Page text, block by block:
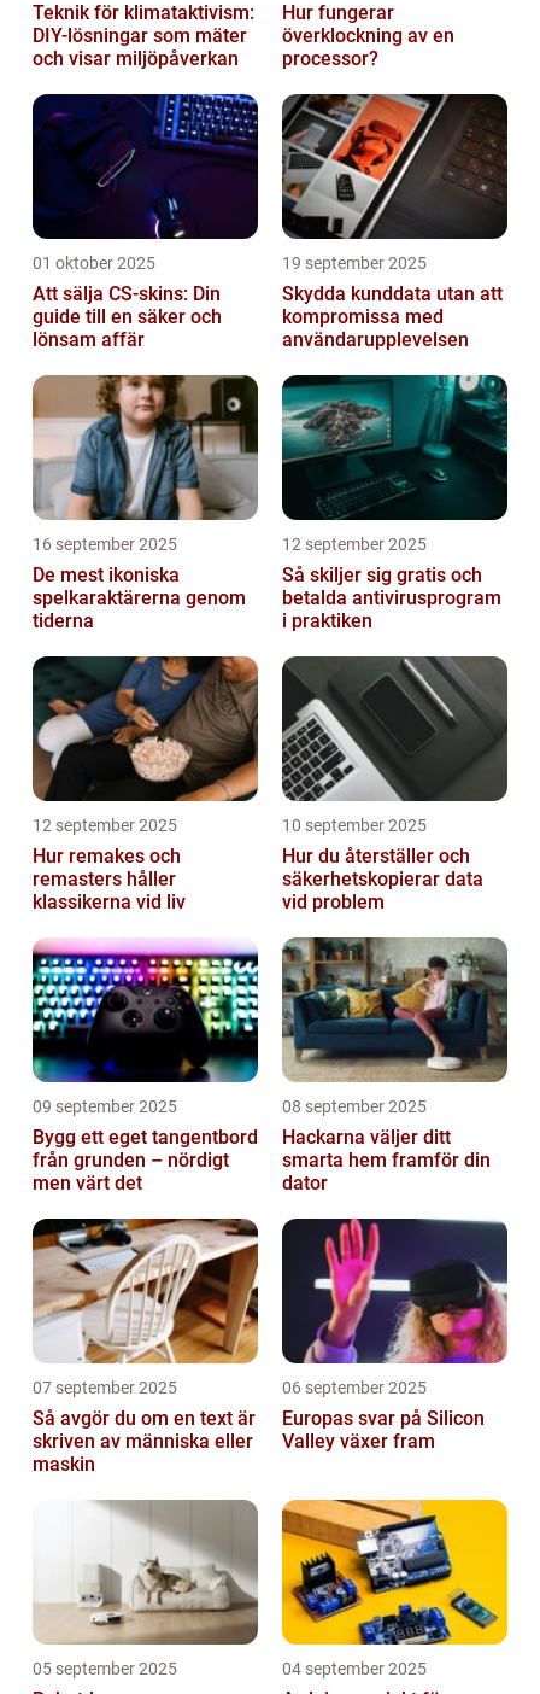
Teknik för klimataktivism:
DIY-lösningar som mäter
och visar miljöpåverkan
Hur fungerar
överklockning av en
processor?
01 oktober 2025
Att sälja CS-skins: Din
guide till en säker och
lönsam affär
19 september 2025
Skydda kunddata utan att
kompromissa med
användarupplevelsen
16 september 2025
De mest ikoniska
spelkaraktärerna genom
tiderna
12 september 2025
Så skiljer sig gratis och
betalda antivirusprogram
i praktiken
12 september 2025
Hur remakes och
remasters håller
klassikerna vid liv
10 september 2025
Hur du återställer och
säkerhetskopierar data
vid problem
09 september 2025
Bygg ett eget tangentbord
från grunden – nördigt
men värt det
08 september 2025
Hackarna väljer ditt
smarta hem framför din
dator
07 september 2025
Så avgör du om en text är
skriven av människa eller
maskin
06 september 2025
Europas svar på Silicon
Valley växer fram
05 september 2025 04 september 2025